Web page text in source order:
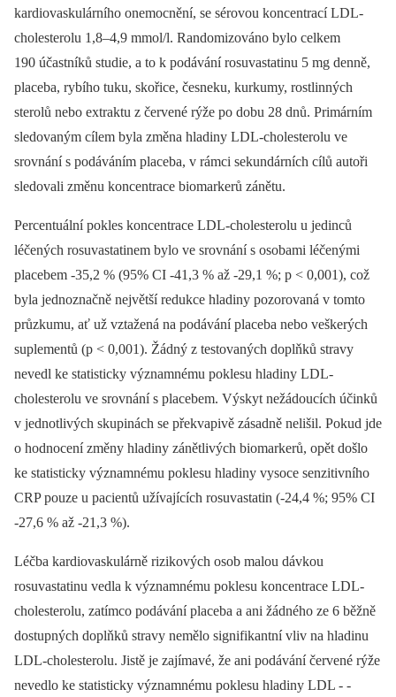
kardiovaskulárního onemocnění, se sérovou koncentrací LDL-
cholesterolu 1,8–4,9 mmol/l. Randomizováno bylo celkem
190 účastníků studie, a to k podávání rosuvastatinu 5 mg denně,
placeba, rybího tuku, skořice, česneku, kurkumy, rostlinných
sterolů nebo extraktu z červené rýže po dobu 28 dnů. Primárním
sledovaným cílem byla změna hladiny LDL-cholesterolu ve
srovnání s podáváním placeba, v rámci sekundárních cílů autoři
sledovali změnu koncentrace biomarkerů zánětu.
Percentuální pokles koncentrace LDL-cholesterolu u jedinců
léčených rosuvastatinem bylo ve srovnání s osobami léčenými
placebem -35,2 % (95% CI -41,3 % až -29,1 %; p < 0,001), což
byla jednoznačně největší redukce hladiny pozorovaná v tomto
průzkumu, ať už vztažená na podávání placeba nebo veškerých
suplementů (p < 0,001). Žádný z testovaných doplňků stravy
nevedl ke statisticky významnému poklesu hladiny LDL-
cholesterolu ve srovnání s placebem. Výskyt nežádoucích účinků
v jednotlivých skupinách se překvapivě zásadně nelišil. Pokud jde
o hodnocení změny hladiny zánětlivých biomarkerů, opět došlo
ke statisticky významnému poklesu hladiny vysoce senzitivního
CRP pouze u pacientů užívajících rosuvastatin (-24,4 %; 95% CI
-27,6 % až -21,3 %).
Léčba kardiovaskulárně rizikových osob malou dávkou
rosuvastatinu vedla k významnému poklesu koncentrace LDL-
cholesterolu, zatímco podávání placeba a ani žádného ze 6 běžně
dostupných doplňků stravy nemělo signifikantní vliv na hladinu
LDL-cholesterolu. Jistě je zajímavé, že ani podávání červené rýže
nevedlo ke statisticky významnému poklesu hladiny LDL -⁠ -